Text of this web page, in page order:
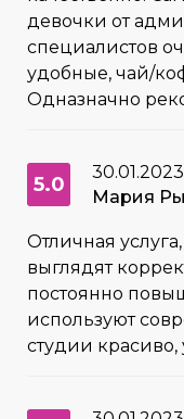
девочки от
специалистов
удобные, чай/
Одназначно
5.0
30.01.2023
Мария
Отличная
выглядят
постоянно
используют
студии красиво,